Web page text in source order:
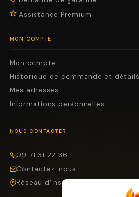
Assistance Premium
MON COMPTE
Mon compte
Historique de commande et détails
Mes adresses
Informations personnelles
NOUS CONTACTER
09 71 31 22 36
Contactez-nous
Réseau d'installateurs